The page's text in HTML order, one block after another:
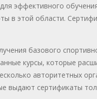
эффективного
в этой области.
базового
курсы, которые
авторитетных
выдают сертификаты